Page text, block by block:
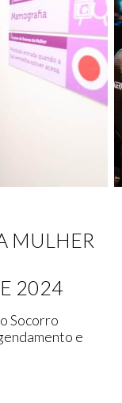
MULHER
2024
Socorro
e